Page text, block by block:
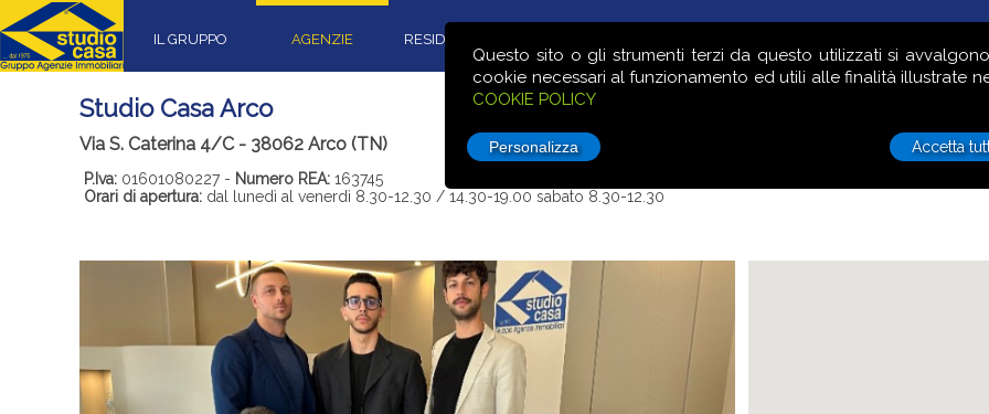
IL GRUPPO AGENZIE RESIDENZIALE LAVORA
Studio Casa Arco
Via S. Caterina 4/C - 38062 Arco (TN)
P.Iva: 01601080227 - Numero REA: 163745
Orari di apertura: dal lunedì al venerdì 8.30-12.30 / 14.30-19.00 sabato 8.30-12.30
Questo sito o gli strumenti terzi da questo utilizzati si
cookie necessari al funzionamento ed utili alle finalità illustrate
COOKIE POLICY
Accetta